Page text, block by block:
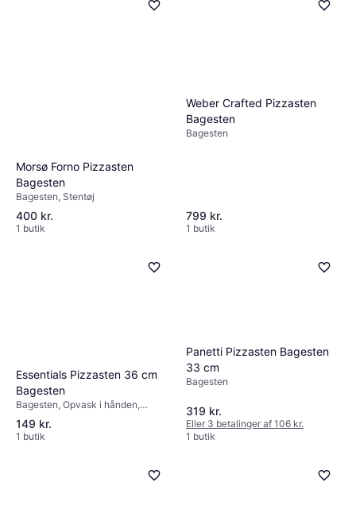
Morsø Forno Pizzasten
Bagesten
Bagesten, Stentøj
400 kr.
1 butik
Weber Crafted Pizzasten
Bagesten
Bagesten
799 kr.
1 butik
Essentials Pizzasten 36 cm
Bagesten
Bagesten, Opvask i hånden,
Stentøj
149 kr.
1 butik
Panetti Pizzasten Bagesten
33 cm
Bagesten
319 kr.
Eller 3 betalinger af 106 kr.
1 butik